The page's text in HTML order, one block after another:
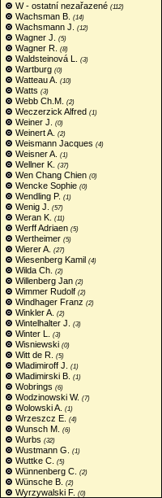
W - ostatní nezařazené (112)
Wachsman B. (14)
Wachsmann J. (12)
Wagner J. (5)
Wagner R. (8)
Waldsteinová L. (3)
Wartburg (0)
Watteau A. (10)
Watts (3)
Webb Ch.M. (2)
Weczerzick Alfred (1)
Weiner J. (0)
Weinert A. (2)
Weismann Jacques (4)
Weisner A. (1)
Wellner K. (37)
Wen Chang Chien (0)
Wencke Sophie (0)
Wendling P. (1)
Wenig J. (57)
Weran K. (11)
Werff Adriaen (5)
Wertheimer (5)
Wierer A. (27)
Wiesenberg Kamil (4)
Wilda Ch. (2)
Willenberg Jan (2)
Wimmer Rudolf (2)
Windhager Franz (2)
Winkler A. (2)
Wintelhalter J. (3)
Winter L. (3)
Wisniewski (0)
Witt de R. (5)
Wladimiroff J. (1)
Wladimirski B. (1)
Wobrings (6)
Wodzinowski W. (7)
Wolowski A. (1)
Wrzeszcz E. (4)
Wunsch M. (6)
Wurbs (32)
Wustmann G. (1)
Wuttke C. (5)
Wünnenberg C. (2)
Wünsche B. (2)
Wyrzywalski F. (0)